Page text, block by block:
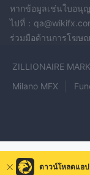
หากข้อมูลเช่นใบอนุ
ไปที่：
ร่วมมือด้านการโฆษ
ZILLIONAIRE
Milano MFX
KUBERA MARKETS
GetzCapitalดาวน์โหลดแอป